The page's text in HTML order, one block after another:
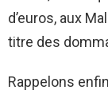
d’euros, aux
titre des
Rappelons